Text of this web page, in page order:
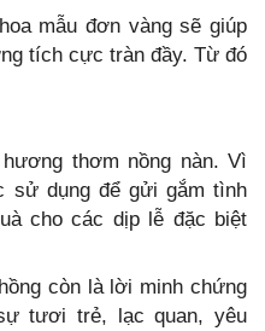
mẫu đơn vàng sẽ giúp
tích cực tràn đầy. Từ đó
thơm nồng nàn. Vì
sử dụng để gửi gắm tình
cho các dịp lễ đặc biệt
còn là lời minh chứng
tươi trẻ, lạc quan, yêu